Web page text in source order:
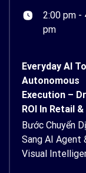
2:00 pm -
pm
Everyday AI To
Autonomous
Execution –
ROI In Retail &
Bước Chuyển
Sang AI Agent
Visual